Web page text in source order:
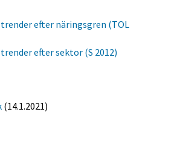
efter näringsgren (TOL
efter sektor (S 2012)
(14.1.2021)